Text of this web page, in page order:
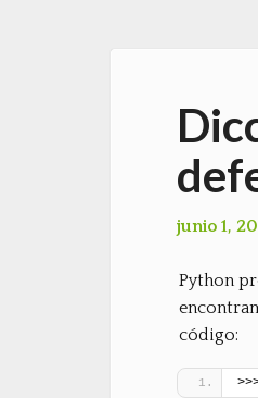
junio 1,
Python
código: